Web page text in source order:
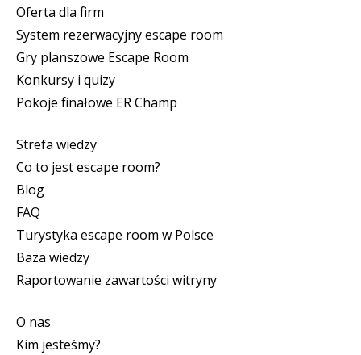
Oferta dla firm
System rezerwacyjny escape room
Gry planszowe Escape Room
Konkursy i quizy
Pokoje finałowe ER Champ
Strefa wiedzy
Co to jest escape room?
Blog
FAQ
Turystyka escape room w Polsce
Baza wiedzy
Raportowanie zawartości witryny
O nas
Kim jesteśmy?